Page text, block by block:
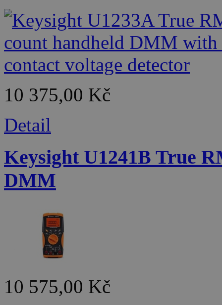
10 375,00 Kč
Detail
Keysight U1241B True
DMM
10 575,00 Kč